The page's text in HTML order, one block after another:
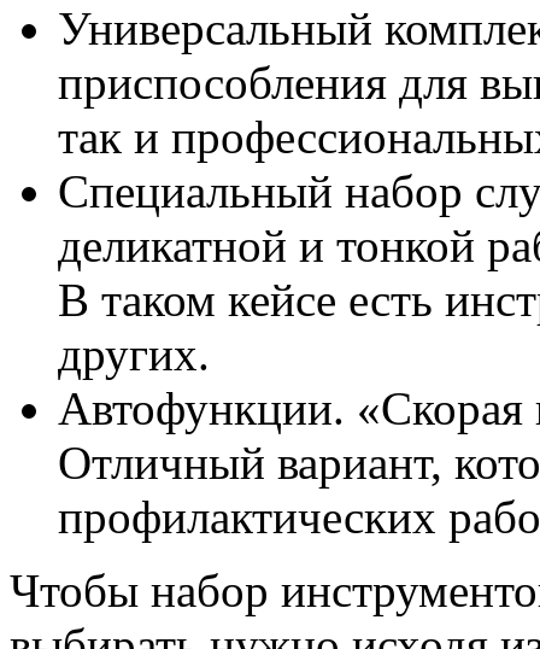
Универсальный
приспособления для
так и
Специальный набор
деликатной и тонкой
В таком кейсе есть
других.
Автофункции. «Скорая
Отличный вариант,
профилактических
Чтобы набор